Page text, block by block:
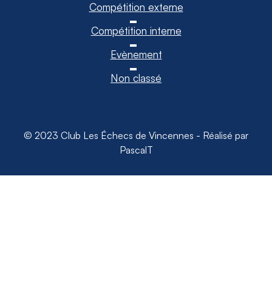
Compétition externe
Compétition interne
Evènement
Non classé
© 2023 Club Les Échecs de Vincennes - Réalisé par
PascalT